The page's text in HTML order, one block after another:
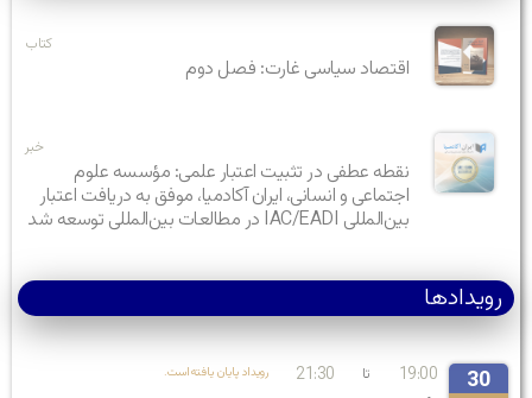
کتاب
اقتصاد سیاسی غارت: فصل دوم
خبر
نقطه عطفی در تثبیت اعتبار علمی: مؤسسه علوم
اجتماعی و انسانی، ایران آکادمیا، موفق به دریافت اعتبار
بین‌المللی IAC/EADI در مطالعات بین‌المللی توسعه شد
رویدادها
30
19:00 تا 21:30 .رویداد پایان یافته‌است